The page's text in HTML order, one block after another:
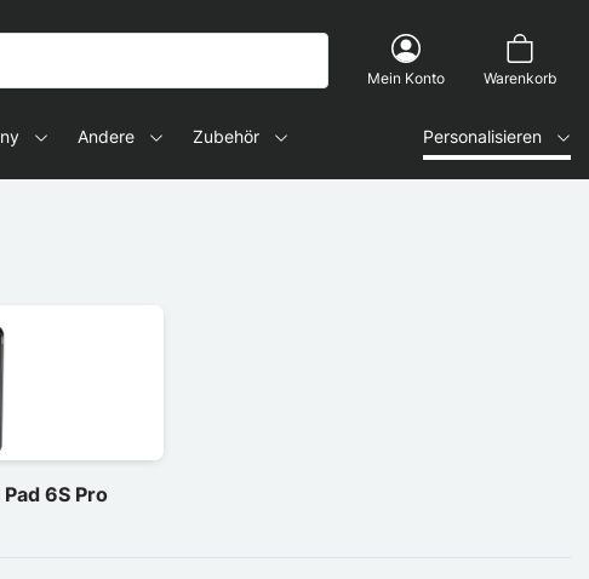
Mein Konto Warenkorb
Andere Zubehör Personalisieren
6S Pro